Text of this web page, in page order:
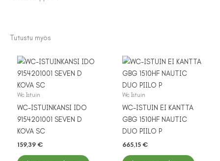
Tutustu myös
Wc Istuin
WC-ISTUINKANSI IDO
9154201001 SEVEN D
KOVA SC
159,39 €
Wc Istuin
WC-ISTUIN EI KANTTA
GBG 1510HF NAUTIC
DUO PIILO P
665,15 €